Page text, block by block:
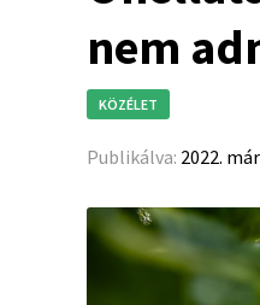
nem
KÖZÉLET
Publikálva: 2022.